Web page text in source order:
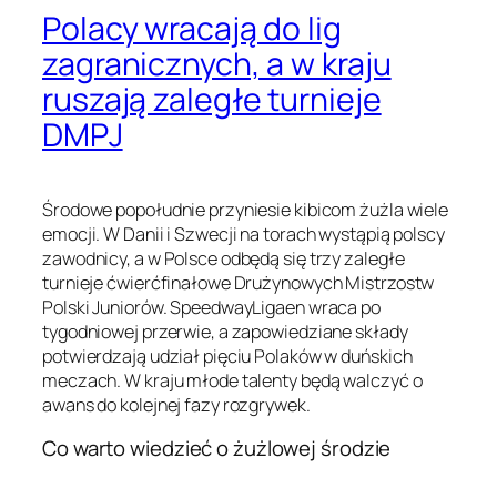
Polacy wracają do lig
zagranicznych, a w kraju
ruszają zaległe turnieje
DMPJ
Środowe popołudnie przyniesie kibicom żużla wiele
emocji. W Danii i Szwecji na torach wystąpią polscy
zawodnicy, a w Polsce odbędą się trzy zaległe
turnieje ćwierćfinałowe Drużynowych Mistrzostw
Polski Juniorów. SpeedwayLigaen wraca po
tygodniowej przerwie, a zapowiedziane składy
potwierdzają udział pięciu Polaków w duńskich
meczach. W kraju młode talenty będą walczyć o
awans do kolejnej fazy rozgrywek.
Co warto wiedzieć o żużlowej środzie